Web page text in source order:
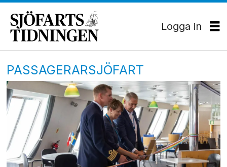
Logga in
PASSAGERARSJÖFART